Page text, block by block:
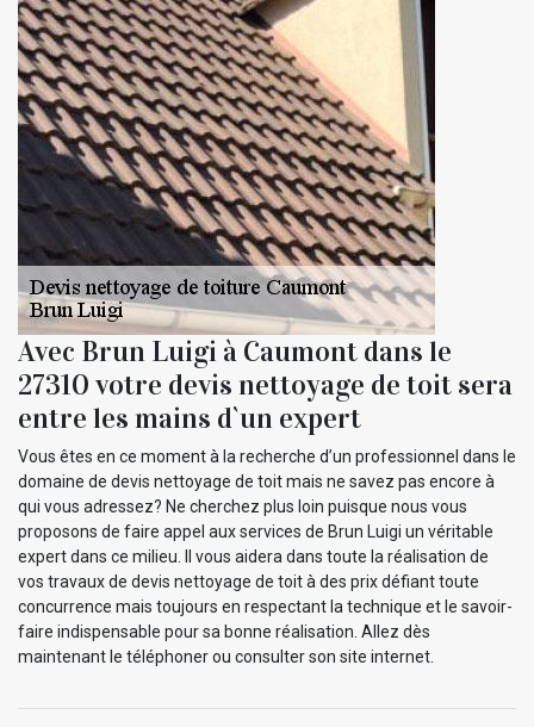
Avec Brun Luigi à Caumont dans le
27310 votre devis nettoyage de toit sera
entre les mains d`un expert
Vous êtes en ce moment à la recherche d’un professionnel dans le
domaine de devis nettoyage de toit mais ne savez pas encore à
qui vous adressez? Ne cherchez plus loin puisque nous vous
proposons de faire appel aux services de Brun Luigi un véritable
expert dans ce milieu. Il vous aidera dans toute la réalisation de
vos travaux de devis nettoyage de toit à des prix défiant toute
concurrence mais toujours en respectant la technique et le savoir-
faire indispensable pour sa bonne réalisation. Allez dès
maintenant le téléphoner ou consulter son site internet.